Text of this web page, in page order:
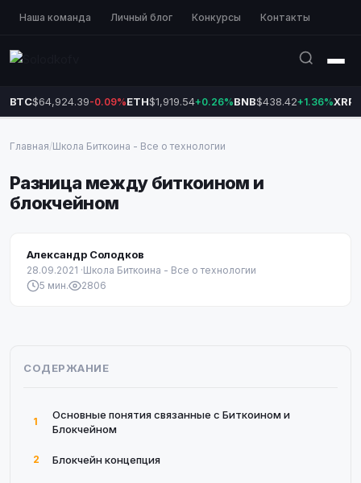
Наша команда Личный блог Конкурсы Контакты
BTC$64,924.39-0.09%ETH$1,919.54+0.26%BNB$438.42+1.36%XRP
Главная/Школа Биткоина - Все о технологии
Разница между биткоином и
блокчейном
Александр Солодков
28.09.2021 ·Школа Биткоина - Все о технологии
5 мин.
2806
СОДЕРЖАНИЕ
1
Основные понятия связанные с Биткоином и
Блокчейном
2 Блокчейн концепция